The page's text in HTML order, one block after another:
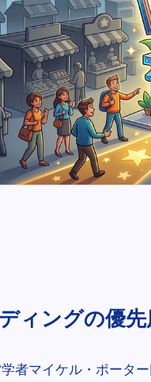
ィングの優
者マイケル・ポータ